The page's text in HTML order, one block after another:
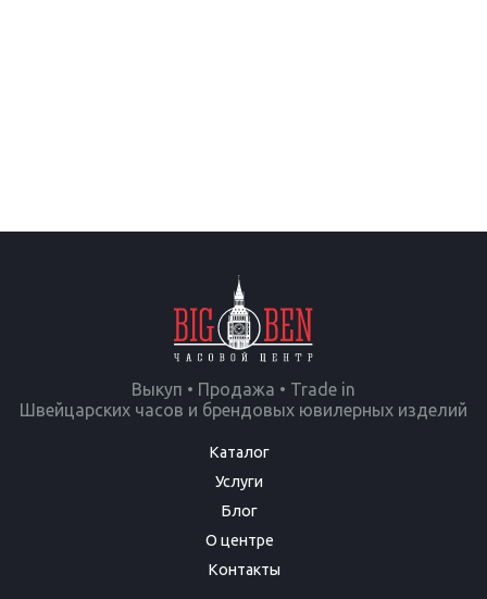
Выкуп • Продажа • Trade in
Швейцарских часов и брендовых ювилерных изделий
Каталог
Услуги
Блог
О центре
Контакты